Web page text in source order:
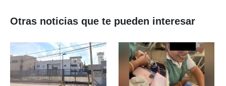
Otras noticias que te pueden interesar